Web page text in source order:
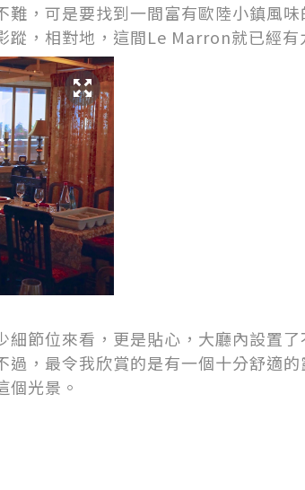
難，可是要找到一間富有歐陸小鎮風
蹤，相對地，這間Le Marron就已經有
細節位來看，更是貼心，大廳內設置
過，最令我欣賞的是有一個十分舒適
個光景。